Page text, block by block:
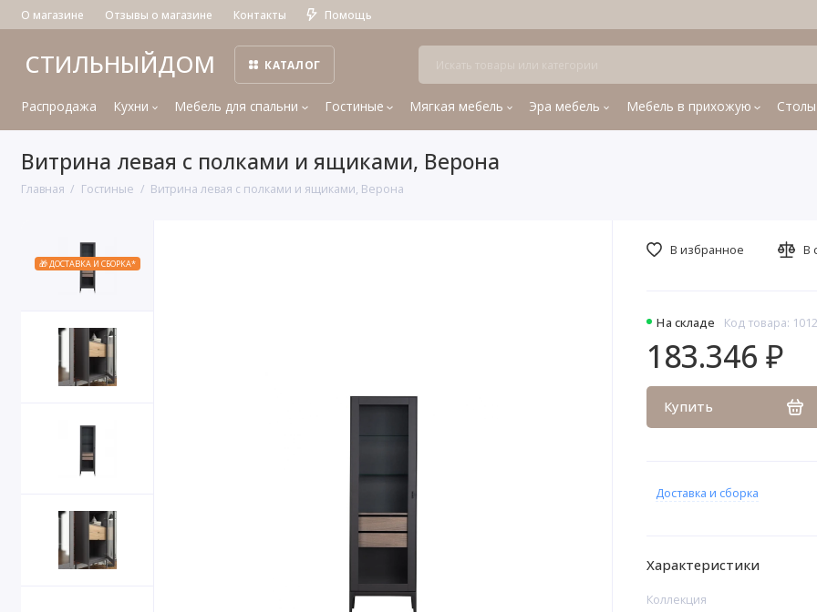
О магазине Отзывы о магазине Контакты Помощь
СТИЛЬНЫЙДОМ КАТАЛОГ
Распродажа Кухни Мебель для спальни Гостиные Мягкая мебель Эра мебель Мебель в прихожую
Витрина левая с полками и ящиками, Верона
Главная Гостиные Витрина левая с полками и ящиками, Верона
🎁 ДОСТАВКА И СБОРКА*
На складе Код товара:
183.346 ₽
Купить
В избранное В
Доставка и сборка
Характеристики
Коллекция